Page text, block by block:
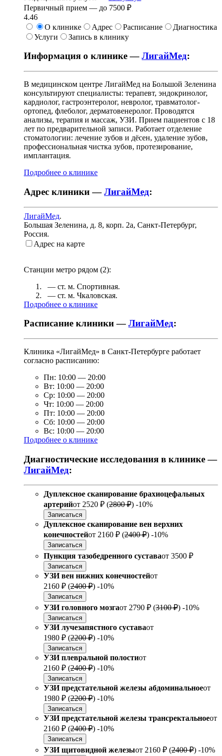
Первичный прием — до 7500 ₽
4.46
О клинике
Адрес Расписание
Диагностика
Услуги
Запись в клинику
Информация о клинике —ЛигайМед:
В медицинском центре ЛигайМед на Большой Зеленина
консультируют специалисты: терапевт, эндокринолог,
кардиолог, гастроэнтеролог, невролог, травматолог-
ортопед, флеболог, дерматовенеролог. Проводятся
анализы, терапия и массаж, УЗИ. Прием пациентов с 18
лет по предварительной записи. Работает отделение
стоматологии: лечение зубов и дёсен, удаление зубов,
профессиональная чистка зубов, протезирование,
имплантация.
Подробнее о клинике
Адрес клиники —ЛигайМед:
ЛигайМед.
Большая Зеленина, д. 8, корп. 2а, Санкт-Петербург,
Россия.
Адрес на карте
Станции метро рядом (2):
— ст. м. Спортивная.
— ст. м. Чкаловская.
Подробнее о клинике
Расписание клиники —ЛигайМед:
Клиника «ЛигайМед» в Санкт-Петербурге работает
согласно расписанию:
Пн: 10:00 — 20:00
Вт: 10:00 — 20:00
Ср: 10:00 — 20:00
Чт: 10:00 — 20:00
Пт: 10:00 — 20:00
Сб: 10:00 — 20:00
Вс: 10:00 — 20:00
Подробнее о клинике
Диагностические исследования в клинике —
ЛигайМед:
Дуплексное сканирование брахиоцефальных
артерийот 2520 ₽ (2800 ₽) -10%
Записаться
Дуплексное сканирование вен верхних
конечностейот 2160 ₽ (2400 ₽) -10%
Записаться
Пункция тазобедренного суставаот 3500 ₽
Записаться
УЗИ вен нижних конечностейот
2160 ₽ (2400 ₽) -10%
Записаться
УЗИ головного мозгаот 2790 ₽ (3100 ₽) -10%
Записаться
УЗИ лучезапястного суставаот
1980 ₽ (2200 ₽) -10%
Записаться
УЗИ плевральной полостиот
2160 ₽ (2400 ₽) -10%
Записаться
УЗИ предстательной железы абдоминальноеот
1980 ₽ (2200 ₽) -10%
Записаться
УЗИ предстательной железы трансректальноеот
2160 ₽ (2400 ₽) -10%
Записаться
УЗИ щитовидной железыот 2160 ₽ (2400 ₽) -10%